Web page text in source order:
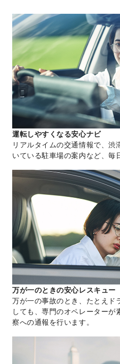
運転しやすくなる安心ナビ
リアルタイムの交通情報で、
いている駐車場の案内など、毎
万が一のときの安心レスキュー
万が一の事故のとき、たとえド
しても、専門のオペレーター
察への通報を行います。